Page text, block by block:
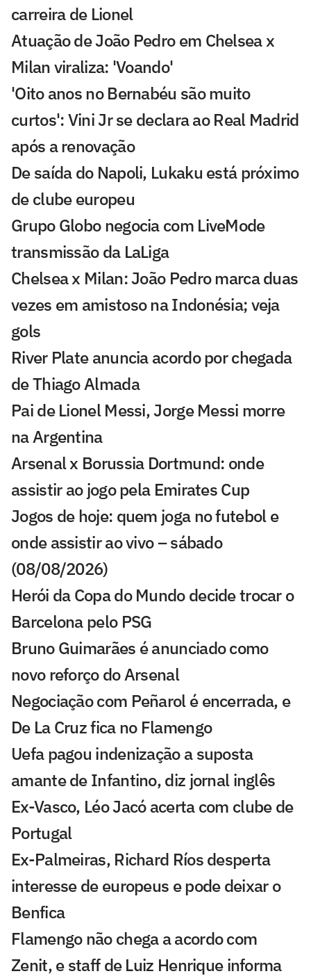
carreira de Lionel
Atuação de João Pedro em Chelsea x
Milan viraliza: 'Voando'
'Oito anos no Bernabéu são muito
curtos': Vini Jr se declara ao Real Madrid
após a renovação
De saída do Napoli, Lukaku está próximo
de clube europeu
Grupo Globo negocia com LiveMode
transmissão da LaLiga
Chelsea x Milan: João Pedro marca duas
vezes em amistoso na Indonésia; veja
gols
River Plate anuncia acordo por chegada
de Thiago Almada
Pai de Lionel Messi, Jorge Messi morre
na Argentina
Arsenal x Borussia Dortmund: onde
assistir ao jogo pela Emirates Cup
Jogos de hoje: quem joga no futebol e
onde assistir ao vivo – sábado
(08/08/2026)
Herói da Copa do Mundo decide trocar o
Barcelona pelo PSG
Bruno Guimarães é anunciado como
novo reforço do Arsenal
Negociação com Peñarol é encerrada, e
De La Cruz fica no Flamengo
Uefa pagou indenização a suposta
amante de Infantino, diz jornal inglês
Ex-Vasco, Léo Jacó acerta com clube de
Portugal
Ex-Palmeiras, Richard Ríos desperta
interesse de europeus e pode deixar o
Benfica
Flamengo não chega a acordo com
Zenit, e staff de Luiz Henrique informa